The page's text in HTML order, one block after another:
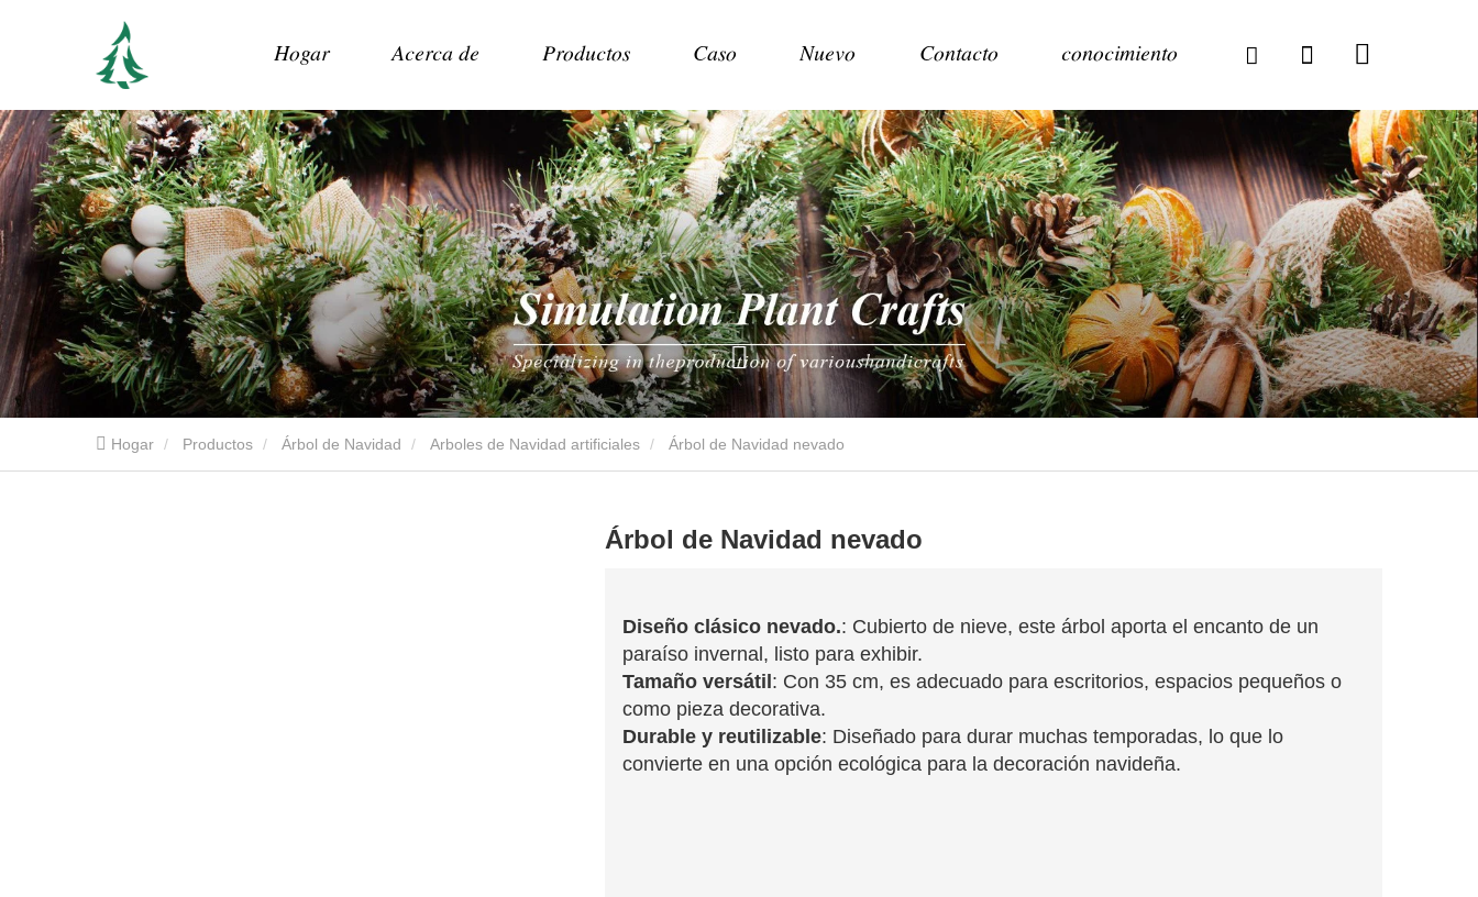
Hogar Acerca de Productos Caso Nuevo Contacto conocimiento
Hogar Productos Árbol de Navidad Arboles de Navidad artificiales Árbol de Navidad nevado
Árbol de Navidad nevado
Diseño clásico nevado.: Cubierto de nieve, este árbol aporta el encanto de un
paraíso invernal, listo para exhibir.
Tamaño versátil : Con 35 cm, es adecuado para escritorios, espacios pequeños o
como pieza decorativa.
Durable y reutilizable: Diseñado para durar muchas temporadas, lo que lo
convierte en una opción ecológica para la decoración navideña.